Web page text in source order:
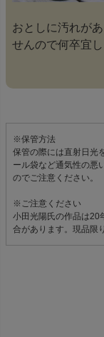
おとしに汚れが
せんので何卒宜
※保管方法
保管の際には直射日光
ール袋など通気性の悪
のでご注意ください。
※ご注意ください
小田光陽氏の作品は20
合があります。現品限